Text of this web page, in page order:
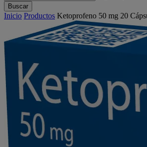
Buscar
Inicio Productos Ketoprofeno 50 mg 20